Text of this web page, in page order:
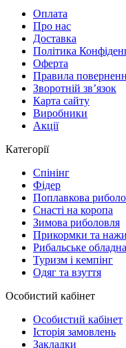
Оплата
Про нас
Доставка
Політика
Оферта
Правила
Зворотній зв’язок
Карта сайту
Виробники
Акції
Категорії
Спінінг
Фідер
Поплавкова
Снасті на коропа
Зимова риболовля
Прикормки та
Рибальське
Туризм і кемпінг
Одяг та взуття
Особистий кабінет
Особистий кабінет
Історія замовлень
Закладки